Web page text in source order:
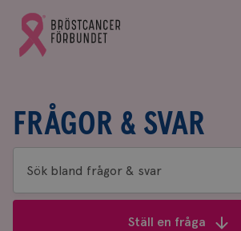
Gå
till
Bröstcancerförbundets
FRÅGOR & SVAR
Sök
bland
Ställ en fråga